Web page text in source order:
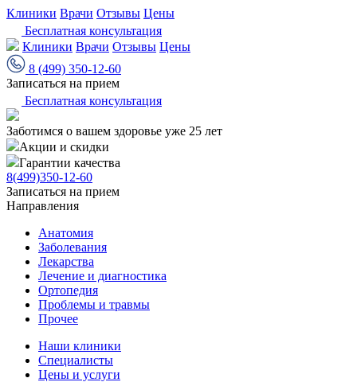
Клиники Врачи Отзывы Цены
Бесплатная консультация
Клиники Врачи Отзывы Цены
8 (499) 350-12-60
Записаться на прием
Бесплатная консультация
Заботимся о вашем здоровье уже 25 лет
Акции и скидки
Гарантии качества
8(499)350-12-60
Записаться на прием
Направления
Анатомия
Заболевания
Лекарства
Лечение и диагностика
Ортопедия
Проблемы и травмы
Прочее
Наши клиники
Специалисты
Цены и услуги